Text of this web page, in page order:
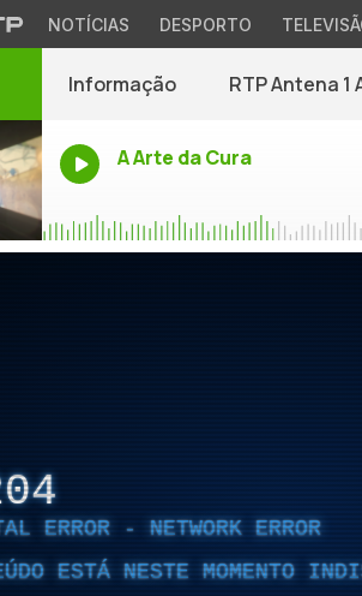
NOTÍCIAS DESPORTO
Informação RTP Antena 1
A Arte da Cura
ERROR - NETWORK ERROR
ESTÁ NESTE MOMENTO